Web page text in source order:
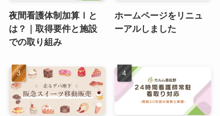
夜間看護体制加算Ⅰと
は？｜取得要件と施設
での取り組み
ホームページをリニュ
ーアルしました